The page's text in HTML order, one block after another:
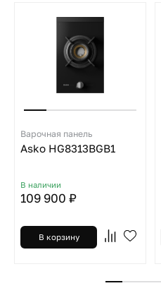
Варочная панель
Asko HG8313BGB1
В наличии
109 900 ₽
В корзину